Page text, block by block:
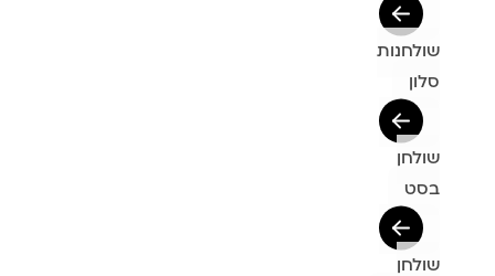
שולחנות
סלון
שולחן
בסט
שולחן